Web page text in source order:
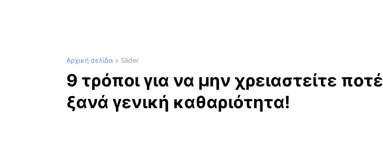
Αρχική σελίδα Slider
9 τρόποι για να μην χρειαστείτε ποτέ
ξανά γενική καθαριότητα!